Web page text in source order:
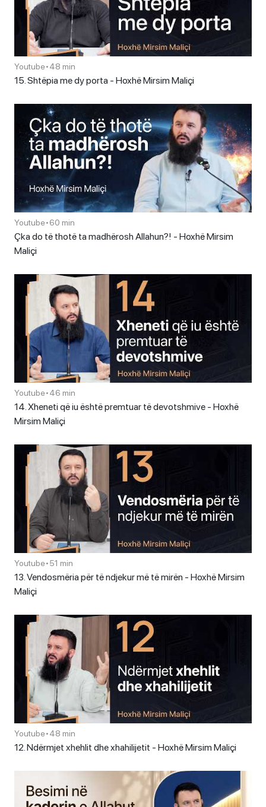
Youtube•48 min
15. Shtëpia me dy porta - Hoxhë Mirsim Maliçi
Youtube•60 min
Çka do të thotë ta madhërosh Allahun?! - Hoxhë Mirsim
Maliçi
Youtube•46 min
14. Xheneti që iu është premtuar të devotshmive - Hoxhë
Mirsim Maliçi
Youtube•51 min
13. Vendosmëria për të ndjekur më të mirën - Hoxhë Mirsim
Maliçi
Youtube•48 min
12. Ndërmjet xhehlit dhe xhahilijetit - Hoxhë Mirsim Maliçi